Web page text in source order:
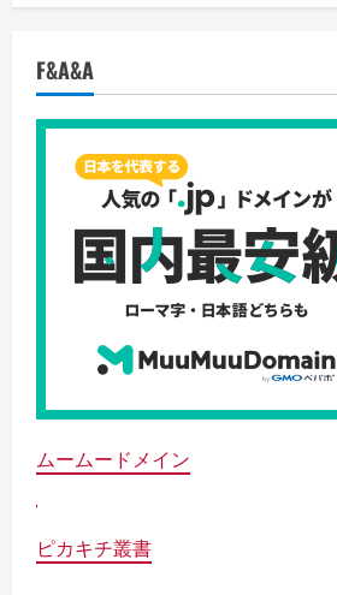
F&A&A
ムームードメイン
ピカキチ叢書